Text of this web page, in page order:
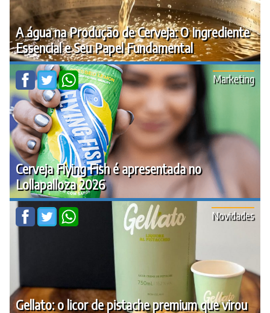
A água na Produção de Cerveja: O Ingrediente
Essencial e Seu Papel Fundamental
Cerveja Flying Fish é apresentada no
Lollapalloza 2026
Marketing
Gellato: o licor de pistache premium que virou
Novidades